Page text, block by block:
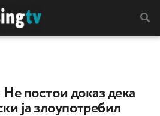
Не постои доказ дека
ја злоупотребил